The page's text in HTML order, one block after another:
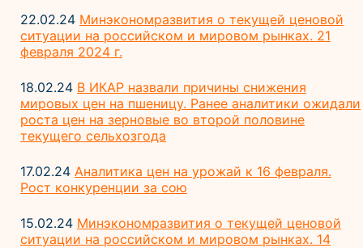
22.02.24 Минэкономразвития о текущей ценовой
ситуации на российском и мировом рынках. 21
февраля 2024 г.
18.02.24 В ИКАР назвали причины снижения
мировых цен на пшеницу. Ранее аналитики ожидали
роста цен на зерновые во второй половине
текущего сельхозгода
17.02.24 Аналитика цен на урожай к 16 февраля.
Рост конкуренции за сою
15.02.24 Минэкономразвития о текущей ценовой
ситуации на российском и мировом рынках. 14